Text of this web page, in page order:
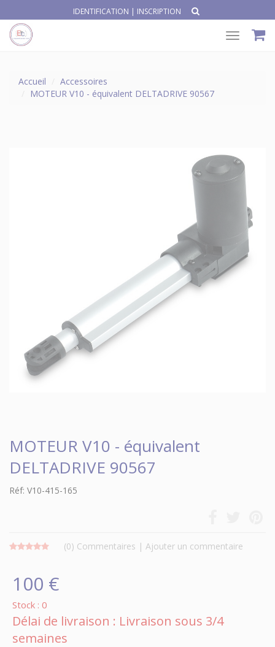
IDENTIFICATION | INSCRIPTION
Toggle
Accueil
Accessoires
MOTEUR V10 - équivalent DELTADRIVE 90567
MOTEUR V10 - équivalent
DELTADRIVE 90567
Réf: V10-415-165
(0) Commentaires | Ajouter un commentaire
100 €
Stock : 0
Délai de livraison : Livraison sous 3/4
semaines